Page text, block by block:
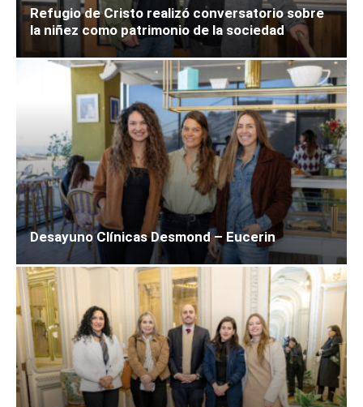
Refugio de Cristo realizó conversatorio sobre
la niñez como patrimonio de la sociedad
Desayuno Clínicas Desmond – Eucerin